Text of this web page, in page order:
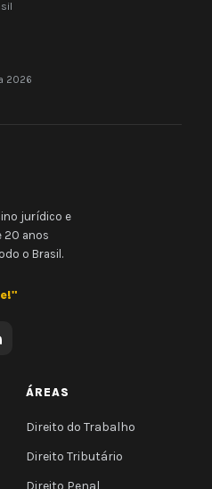
2026
jurídico e
20 anos
o Brasil.
ÁREAS
Direito do Trabalho
Direito Tributário
Direito Penal